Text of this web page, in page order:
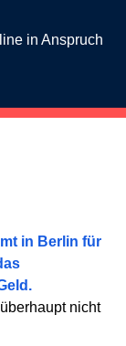
in Anspruch
in Berlin für
nicht